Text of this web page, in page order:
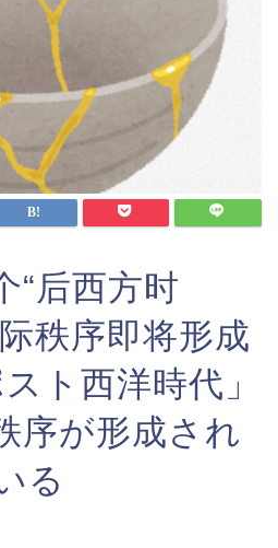
“后西方时
秩序即将形成
ト西洋時代」
序が形成され
る